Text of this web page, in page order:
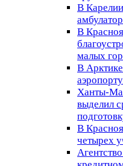
В
В
малых
В
Ханты-
выделил
В
четырех